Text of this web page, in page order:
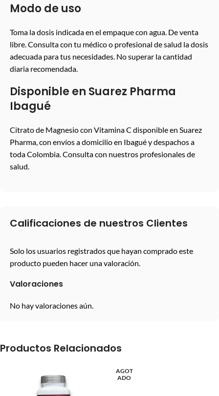
Modo de uso
Toma la dosis indicada en el empaque con agua. De venta
libre. Consulta con tu médico o profesional de salud la dosis
adecuada para tus necesidades. No superar la cantidad
diaria recomendada.
Disponible en Suarez Pharma
Ibagué
Citrato de Magnesio con Vitamina C disponible en Suarez
Pharma, con envíos a domicilio en Ibagué y despachos a
toda Colombia. Consulta con nuestros profesionales de
salud.
Calificaciones de nuestros Clientes
Valoraciones
No hay valoraciones aún.
Solo los usuarios registrados que hayan comprado este
producto pueden hacer una valoración.
Productos Relacionados
AGOT
ADO